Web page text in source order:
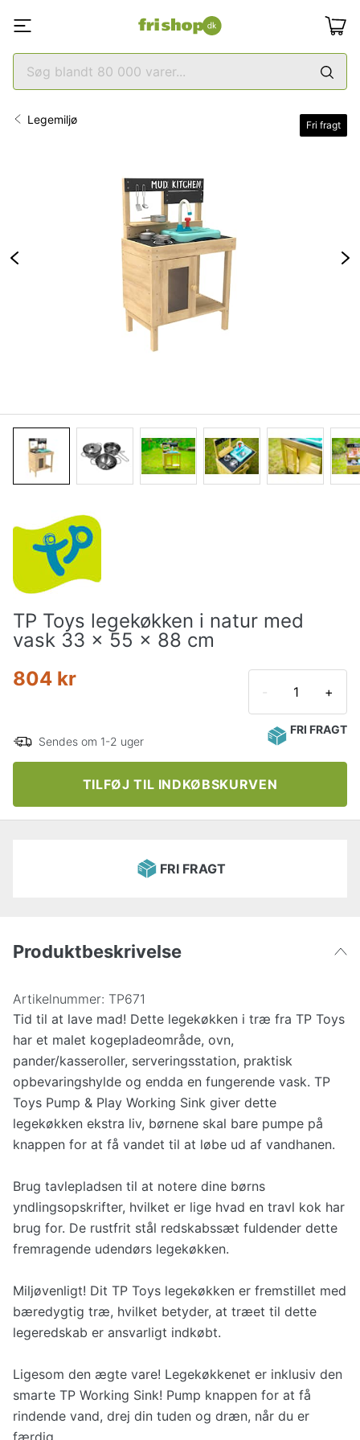
Legemiljø Fri fragt
TP Toys legekøkken i natur med
vask 33 x 55 x 88 cm
804 kr
+
Sendes om 1-2 uger
FRI FRAGT
TILFØJ TIL INDKØBSKURVEN
FRI FRAGT
Produktbeskrivelse
Artikelnummer: TP671
Tid til at lave mad! Dette legekøkken i træ fra TP Toys
har et malet kogepladeområde, ovn,
pander/kasseroller, serveringsstation, praktisk
opbevaringshylde og endda en fungerende vask. TP
Toys Pump & Play Working Sink giver dette
legekøkken ekstra liv, børnene skal bare pumpe på
knappen for at få vandet til at løbe ud af vandhanen.
Brug tavlepladsen til at notere dine børns
yndlingsopskrifter, hvilket er lige hvad en travl kok har
brug for. De rustfrit stål redskabssæt fuldender dette
fremragende udendørs legekøkken.
Miljøvenligt! Dit TP Toys legekøkken er fremstillet med
bæredygtig træ, hvilket betyder, at træet til dette
legeredskab er ansvarligt indkøbt.
Ligesom den ægte vare! Legekøkkenet er inklusiv den
smarte TP Working Sink! Pump knappen for at få
rindende vand, drej din tuden og dræn, når du er
færdig.